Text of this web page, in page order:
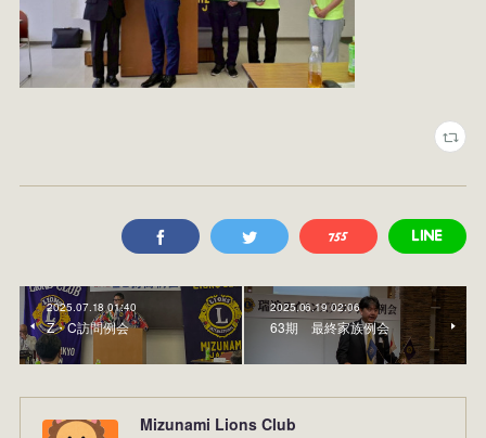
2025.07.18 01:40
Z・C訪問例会
2025.06.19 02:06
63期 最終家族例会
Mizunami Lions Club